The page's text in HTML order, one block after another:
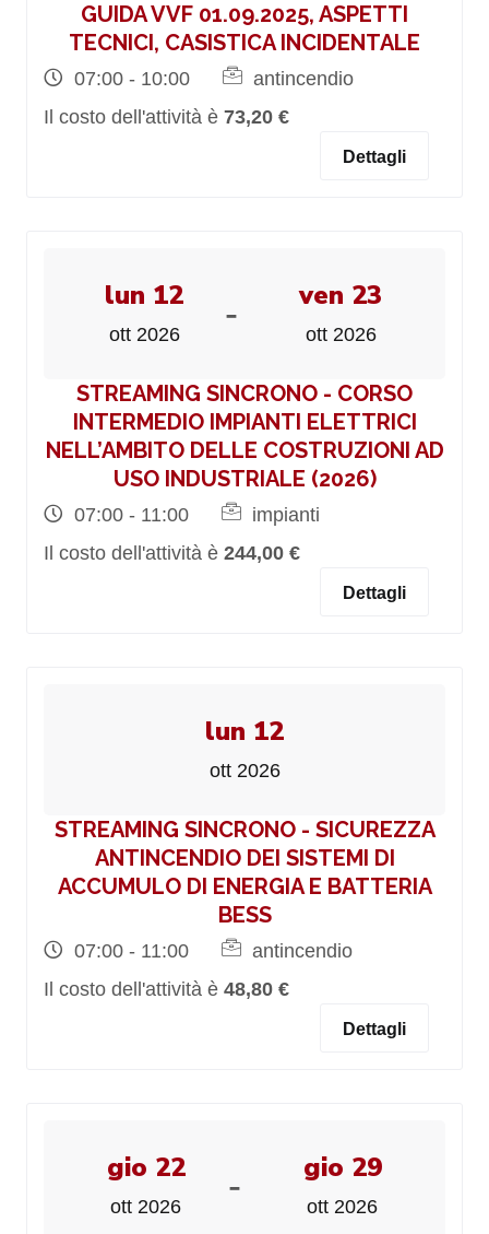
GUIDA VVF 01.09.2025, ASPETTI
TECNICI, CASISTICA INCIDENTALE
07:00 - 10:00
antincendio
Il costo dell'attività è 73,20 €
Dettagli
lun 12
ott 2026 - ven 23
ott 2026
STREAMING SINCRONO - CORSO
INTERMEDIO IMPIANTI ELETTRICI
NELL’AMBITO DELLE COSTRUZIONI AD
USO INDUSTRIALE (2026)
07:00 - 11:00
impianti
Il costo dell'attività è 244,00 €
Dettagli
lun 12
ott 2026
STREAMING SINCRONO - SICUREZZA
ANTINCENDIO DEI SISTEMI DI
ACCUMULO DI ENERGIA E BATTERIA
BESS
07:00 - 11:00
antincendio
Il costo dell'attività è 48,80 €
Dettagli
gio 22
ott 2026 - gio 29
ott 2026